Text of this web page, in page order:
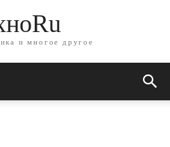
и многое другое